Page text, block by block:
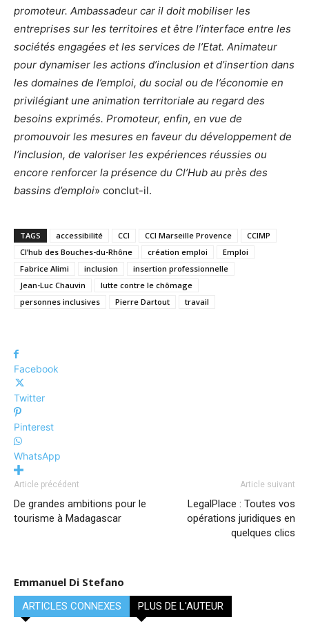
promoteur. Ambassadeur car il doit mobiliser les
entreprises sur les territoires et être l’interface entre les
sociétés engagées et les services de l’Etat. Animateur
pour dynamiser les actions d’inclusion et d’insertion dans
les domaines de l’emploi, du social ou de l’économie en
privilégiant une animation territoriale au regard des
besoins exprimés. Promoteur, enfin, en vue de
promouvoir les mesures en faveur du développement de
l’inclusion, de valoriser les expériences réussies ou
encore renforcer la présence du Cl’Hub au près des
bassins d’emploi» conclut-il.
TAGS accessibilité CCI CCI Marseille Provence
CCIMP
Cl’hub des Bouches-du-Rhône
création emploi
Emploi
Fabrice Alimi
inclusion
insertion professionnelle
Jean-Luc Chauvin
lutte contre le chômage
personnes inclusives
Pierre Dartout travail
Facebook
Twitter
Pinterest
WhatsApp
Article précédent
De grandes ambitions pour le
tourisme à Madagascar
Article suivant
LegalPlace : Toutes vos
opérations juridiques en
quelques clics
Emmanuel Di Stefano
ARTICLES CONNEXES PLUS DE L'AUTEUR